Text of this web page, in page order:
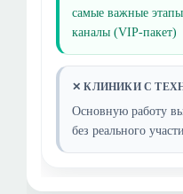
самые важные
каналы (VIP-пакет)
✕ КЛИНИКИ С
Основную работу
без реального